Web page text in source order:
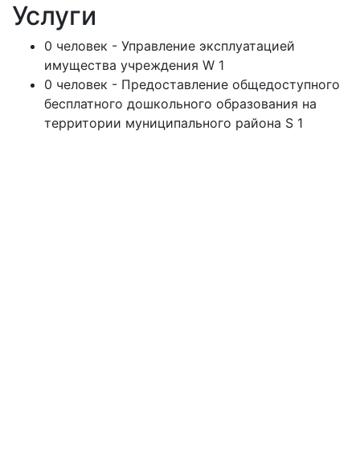
Услуги
0 человек - Управление эксплуатацией
имущества учреждения W 1
0 человек - Предоставление общедоступного
бесплатного дошкольного образования на
территории муниципального района S 1